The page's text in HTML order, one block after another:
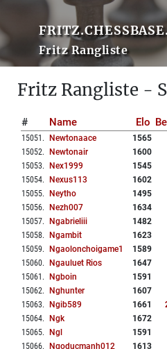
Fritz Rangliste
Fritz Rangliste -
# Name Elo
15051 . Newtonaace 1565
15052. Newtonair 1600
15053. Nex1999 1545
15054. Nexus113 1602
15055. Neytho 1495
15056. Nezh007 1634
15057. Ngabrieliii 1482
15058. Ngambit 1623
15059. Ngaolonchoigame1 1589
15060. Ngauluet Rios 1647
15061 . Ngboin 1591
15062. Nghunter 1607
15063. Ngib589 1661
15064. Ngk 1672
15065. Ngl 1591
15066. Ngoducmanh012 1613